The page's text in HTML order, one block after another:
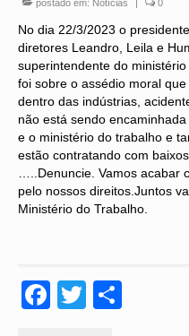
CONVENÇÕES
CONVÊNIOS
HOMOLOGAÇÃO
INFORMAÇÕES
NOTÍCIAS
GALERIA DE
LEGISLAÇÃO
postado em: Notícias | 0
No dia 22/3/2023 o
diretores Leandro, Leila e
superintendente do
foi sobre o assédio moral
dentro das indústrias,
não está sendo
e o ministério do trabalho e
estão contratando com
…..Denuncie. Vamos acabar
pelo nossos direitos.Juntos
Ministério do Trabalho.
Facebook
Twitter